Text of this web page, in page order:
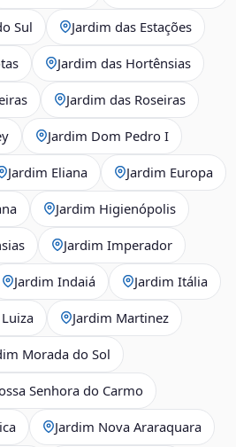
Sul Jardim das Estações
Jardim das Hortênsias
Jardim das Roseiras
Jardim Dom Pedro I
Jardim Eliana Jardim Europa
Jardim Higienópolis
Jardim Imperador
Jardim Indaiá Jardim Itália
Jardim Martinez
Morada do Sol
Senhora do Carmo
Jardim Nova Araraquara